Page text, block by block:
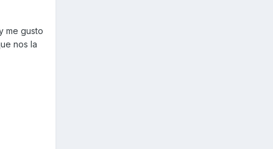
me gusto
nos la